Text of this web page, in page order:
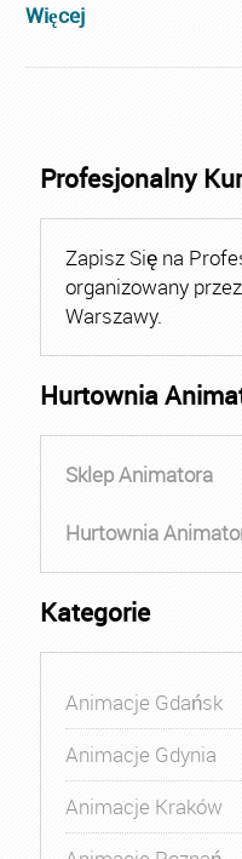
Więcej
Profesjonalny
Zapisz Się na
organizowany
Warszawy.
Hurtownia
Sklep Animatora
Hurtownia
Kategorie
Animacje Gdańsk
Animacje Gdynia
Animacje Kraków